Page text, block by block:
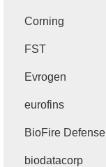
Corning
FST
Evrogen
eurofins
BioFire Defense
biodatacorp